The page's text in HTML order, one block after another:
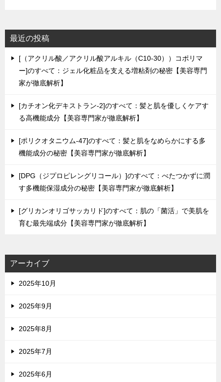
最近の投稿
[（アクリル酸／アクリル酸アルキル（C10-30））コポリマ
ー]のすべて：ジェル化粧品を支える増粘剤の秘密【美容専門
家が徹底解析】
[カチオン化デキストラン-2]のすべて：髪と肌を優しくケアす
る高機能成分【美容専門家が徹底解析】
[ポリクオタニウム-47]のすべて：髪と肌をなめらかにする多
機能成分の秘密【美容専門家が徹底解析】
[DPG（ジプロピレングリコール）]のすべて：べたつかずに潤
す多機能保湿成分の秘密【美容専門家が徹底解析】
[グリカンオリゴサッカリド]のすべて：肌の「菌活」で美肌を
育む最先端成分【美容専門家が徹底解析】
アーカイブ
2025年10月
2025年9月
2025年8月
2025年7月
2025年6月